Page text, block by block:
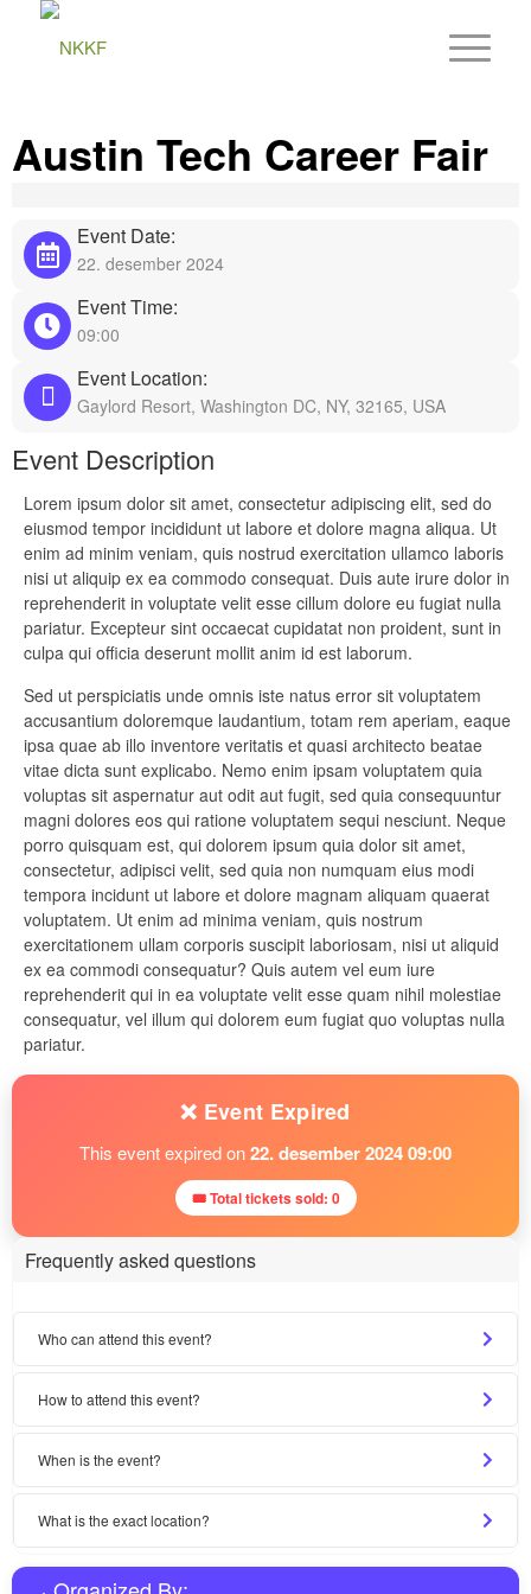
Austin Tech Career Fair
Event Date:
22. desember 2024
Event Time:
09:00
Event Location:
Gaylord Resort, Washington DC, NY, 32165, USA
Event Description
Lorem ipsum dolor sit amet, consectetur adipiscing elit, sed do
eiusmod tempor incididunt ut labore et dolore magna aliqua. Ut
enim ad minim veniam, quis nostrud exercitation ullamco laboris
nisi ut aliquip ex ea commodo consequat. Duis aute irure dolor in
reprehenderit in voluptate velit esse cillum dolore eu fugiat nulla
pariatur. Excepteur sint occaecat cupidatat non proident, sunt in
culpa qui officia deserunt mollit anim id est laborum.
Sed ut perspiciatis unde omnis iste natus error sit voluptatem
accusantium doloremque laudantium, totam rem aperiam, eaque
ipsa quae ab illo inventore veritatis et quasi architecto beatae
vitae dicta sunt explicabo. Nemo enim ipsam voluptatem quia
voluptas sit aspernatur aut odit aut fugit, sed quia consequuntur
magni dolores eos qui ratione voluptatem sequi nesciunt. Neque
porro quisquam est, qui dolorem ipsum quia dolor sit amet,
consectetur, adipisci velit, sed quia non numquam eius modi
tempora incidunt ut labore et dolore magnam aliquam quaerat
voluptatem. Ut enim ad minima veniam, quis nostrum
exercitationem ullam corporis suscipit laboriosam, nisi ut aliquid
ex ea commodi consequatur? Quis autem vel eum iure
reprehenderit qui in ea voluptate velit esse quam nihil molestiae
consequatur, vel illum qui dolorem eum fugiat quo voluptas nulla
pariatur.
❌ Event Expired
This event expired on22. desember 2024 09:00
🎟 Total tickets sold: 0
Frequently asked questions
Who can attend this event?
How to attend this event?
When is the event?
What is the exact location?